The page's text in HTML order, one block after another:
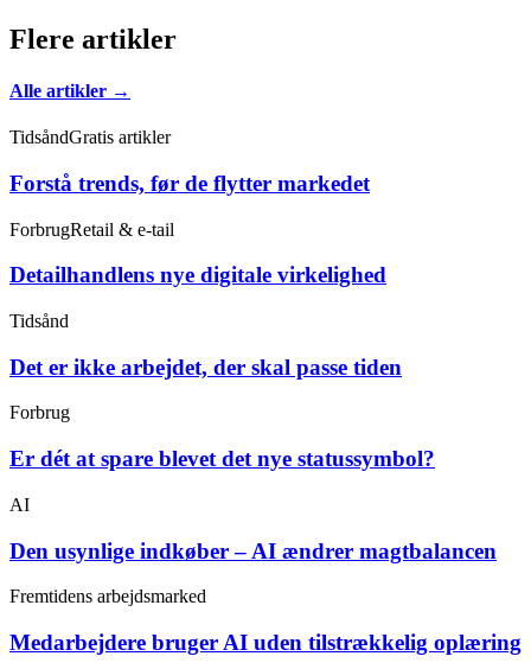
Flere artikler
Alle artikler →
TidsåndGratis artikler
Forstå trends, før de flytter markedet
ForbrugRetail & e-tail
Detailhandlens nye digitale virkelighed
Tidsånd
Det er ikke arbejdet, der skal passe tiden
Forbrug
Er dét at spare blevet det nye statussymbol?
AI
Den usynlige indkøber – AI ændrer magtbalancen
Fremtidens arbejdsmarked
Medarbejdere bruger AI uden tilstrækkelig oplæring